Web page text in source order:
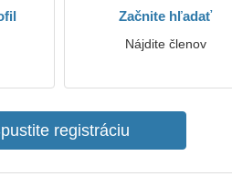
Začnite hľadať
Nájdite členov
registráciu